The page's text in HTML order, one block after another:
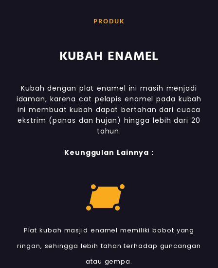
PRODUK
KUBAH ENAMEL
Kubah dengan plat enamel ini masih menjadi
idaman, karena cat pelapis enamel pada kubah
ini membuat kubah dapat bertahan dari cuaca
ekstrim (panas dan hujan) hingga lebih dari 20
tahun.
Keunggulan Lainnya :
Plat kubah masjid enamel memiliki bobot yang
ringan, sehingga lebih tahan terhadap guncangan
atau gempa.